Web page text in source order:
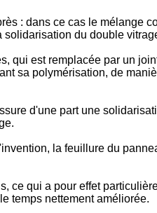
: dans ce cas le mélange
du double
qui est remplacée par un
sa polymérisation, de
d'une part une
la feuillure du
ce qui a pour effet
temps nettement améliorée.